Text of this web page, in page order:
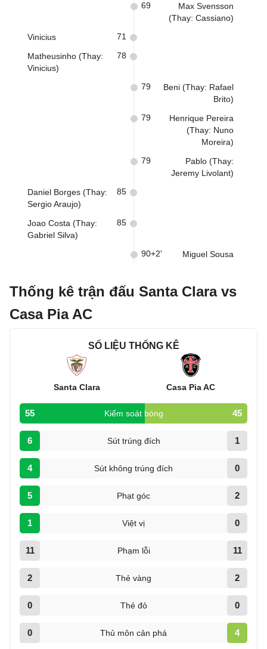
Max Svensson
(Thay: Cassiano)
69
Vinicius 71
Matheusinho (Thay:
Vinicius)
78
Beni (Thay: Rafael
Brito)
79
Henrique Pereira
(Thay: Nuno
Moreira)
79
Pablo (Thay:
Jeremy Livolant)
79
Daniel Borges (Thay:
Sergio Araujo)
85
Joao Costa (Thay:
Gabriel Silva)
85
Miguel Sousa
90+2'
Thống kê trận đấu Santa Clara vs
Casa Pia AC
SỐ LIỆU THỐNG KÊ
Santa Clara Casa Pia AC
55 Kiểm soát bóng 45
6 Sút trúng đích 1
4 Sút không trúng đích 0
5 Phạt góc 2
1 Việt vị 0
11 Phạm lỗi 11
2 Thẻ vàng 2
0 Thẻ đỏ 0
0 Thủ môn cản phá 4